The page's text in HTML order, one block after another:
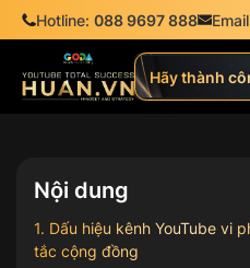
Hotline: 088 9697 888
Hãy thành
Nội dung
1. Dấu hiệu kênh YouTube vi
tắc cộng đồng